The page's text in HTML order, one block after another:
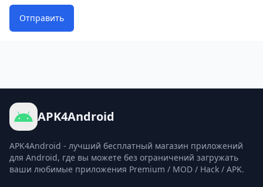
Отправить
APK4Android
APK4Android - лучший бесплатный магазин приложений
для Android, где вы можете без ограничений загружать
ваши любимые приложения Premium / MOD / Hack / APK.